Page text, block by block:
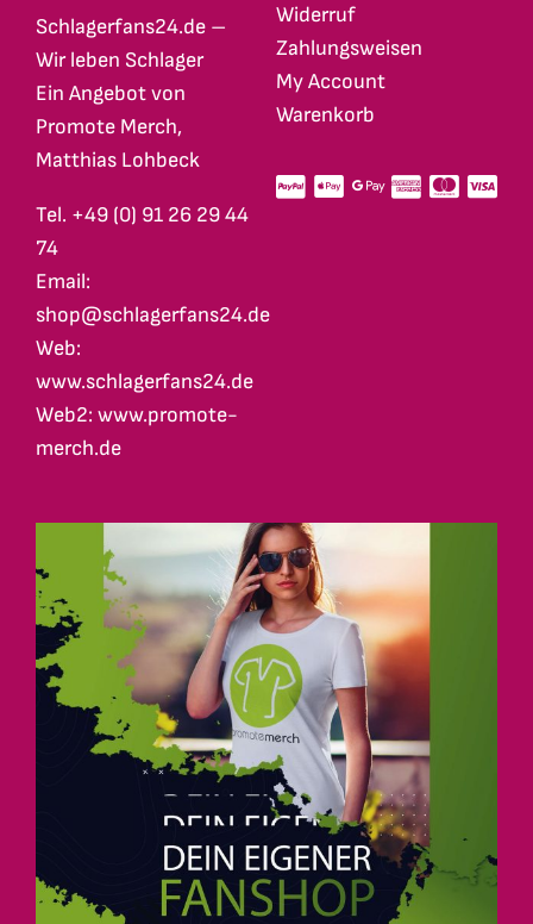
Schlagerfans24.de –
Wir leben Schlager
Ein Angebot von
Promote Merch,
Matthias Lohbeck
Tel. +49 (0) 91 26 29 44
74
Email:
shop@schlagerfans24.de
Web:
www.schlagerfans24.de
Web2: www.promote-
merch.de
Widerruf
Zahlungsweisen
My Account
Warenkorb